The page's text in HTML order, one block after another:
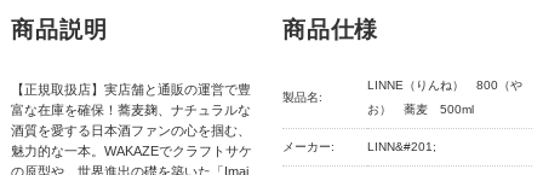
商品説明
【正規取扱店】実店舗と通販の運営で豊
富な在庫を確保！蕎麦麹、ナチュラルな
酒質を愛する日本酒ファンの心を掴む、
魅力的な一本。WAKAZEでクラフトサケ
の原型や、世界進出の礎を築いた「Imai
商品仕様
製品名:
LINNE（りんね） 800（や
お） 蕎麦 500ml
メーカー: LINN&#201;